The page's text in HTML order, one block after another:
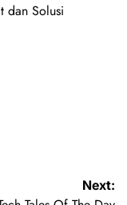
dan Solusi
Next: